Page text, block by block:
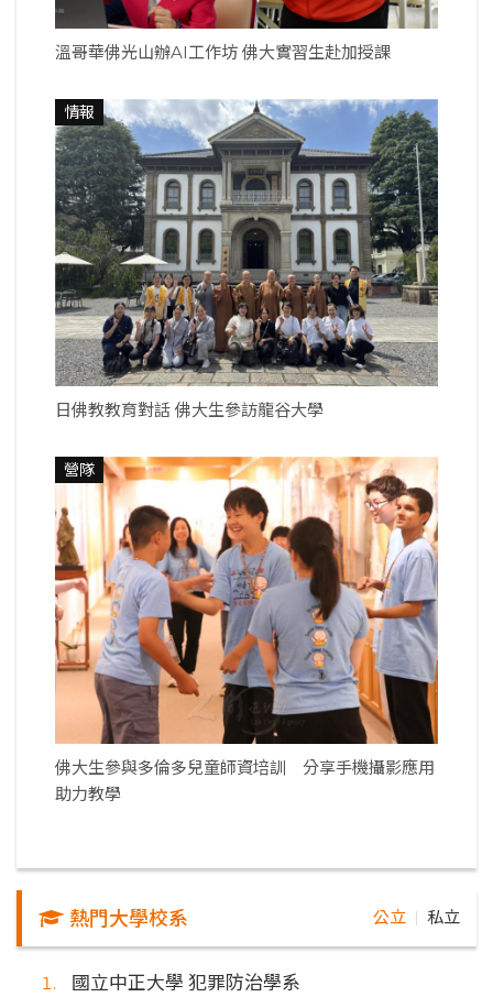
溫哥華佛光山辦AI工作坊 佛大實習生赴加授課
情報
日佛教教育對話 佛大生參訪龍谷大學
營隊
佛大生參與多倫多兒童師資培訓 分享手機攝影應用
助力教學
熱門大學校系 公立 私立
國立中正大學 犯罪防治學系